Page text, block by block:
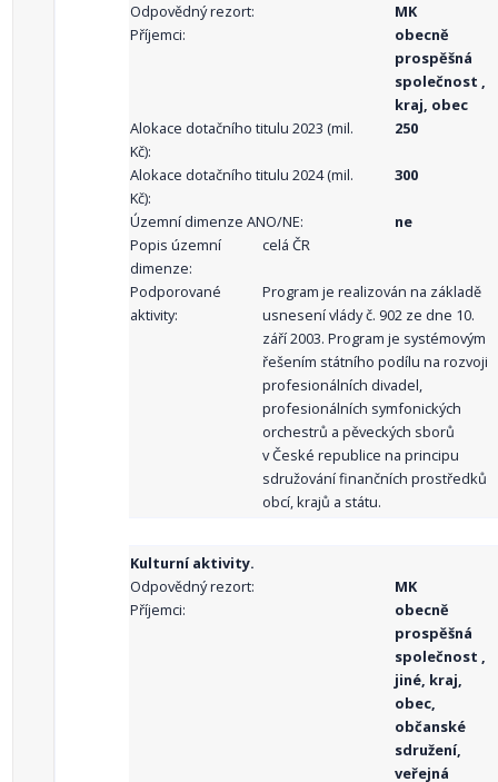
Odpovědný rezort:
MK
Příjemci:
obecně
prospěšná
společnost ,
kraj, obec
Alokace dotačního titulu 2023 (mil.
Kč):
250
Alokace dotačního titulu 2024 (mil.
Kč):
300
Územní dimenze ANO/NE:
ne
Popis územní
dimenze:
celá ČR
Podporované
aktivity:
Program je realizován na základě
usnesení vlády č. 902 ze dne 10.
září 2003. Program je systémovým
řešením státního podílu na rozvoji
profesionálních divadel,
profesionálních symfonických
orchestrů a pěveckých sborů
v České republice na principu
sdružování finančních prostředků
obcí, krajů a státu.
Kulturní aktivity.
Odpovědný rezort:
MK
Příjemci:
obecně
prospěšná
společnost ,
jiné, kraj,
obec,
občanské
sdružení,
veřejná